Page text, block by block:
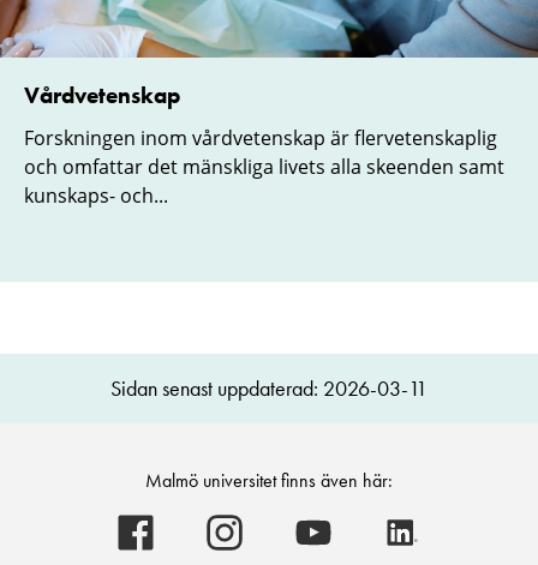
Vårdvetenskap
Forskningen inom vårdvetenskap är flervetenskaplig
och omfattar det mänskliga livets alla skeenden samt
kunskaps- och...
Sidan senast uppdaterad: 2026-03-11
Malmö universitet finns även här:
Malmö
universitet
Malmö
universitet
Malmö
universitet